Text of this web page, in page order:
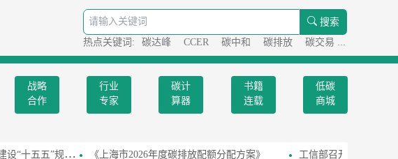
搜索
热点关键词:
碳达峰 CCER 碳中和 碳排放 碳交易
战略
合作
行业
专家
碳计
算器
书籍
连载
低碳
商城
五五”规划》 《上海市2026年度碳排放配额分配方案》 工信部召开国家级零碳